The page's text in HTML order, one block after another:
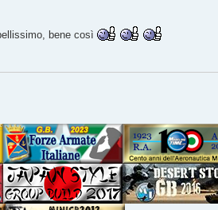
bene così